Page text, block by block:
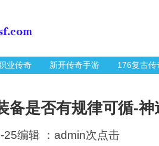
业传奇 新开传奇手游 176复古传
备是否有规律可循-神
25编辑 ：admin次点击